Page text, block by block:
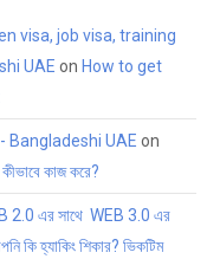
visa, job visa, training
UAE on How to get
- Bangladeshi UAE on
কীভাবে কাজ করে?
2.0 এর সাথে WEB 3.0 এর
কি হ্যাকিং শিকার? ভিকটিম